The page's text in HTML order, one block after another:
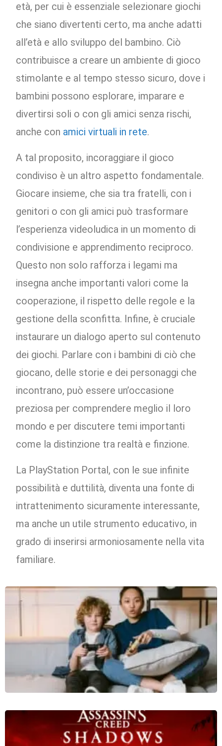
età, per cui è essenziale selezionare giochi
che siano divertenti certo, ma anche adatti
all’età e allo sviluppo del bambino. Ciò
contribuisce a creare un ambiente di gioco
stimolante e al tempo stesso sicuro, dove i
bambini possono esplorare, imparare e
divertirsi soli o con gli amici senza rischi,
anche con amici virtuali in rete.
A tal proposito, incoraggiare il gioco
condiviso è un altro aspetto fondamentale.
Giocare insieme, che sia tra fratelli, con i
genitori o con gli amici può trasformare
l’esperienza videoludica in un momento di
condivisione e apprendimento reciproco.
Questo non solo rafforza i legami ma
insegna anche importanti valori come la
cooperazione, il rispetto delle regole e la
gestione della sconfitta. Infine, è cruciale
instaurare un dialogo aperto sul contenuto
dei giochi. Parlare con i bambini di ciò che
giocano, delle storie e dei personaggi che
incontrano, può essere un’occasione
preziosa per comprendere meglio il loro
mondo e per discutere temi importanti
come la distinzione tra realtà e finzione.
La PlayStation Portal, con le sue infinite
possibilità e duttilità, diventa una fonte di
intrattenimento sicuramente interessante,
ma anche un utile strumento educativo, in
grado di inserirsi armoniosamente nella vita
familiare.